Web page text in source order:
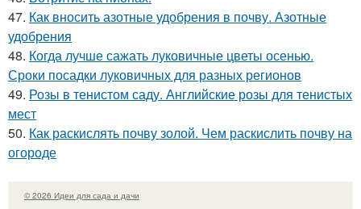
47. Как вносить азотные удобрения в почву. Азотные
удобрения
48. Когда лучше сажать луковичные цветы осенью.
Сроки посадки луковичных для разных регионов
49. Розы в тенистом саду. Английские розы для тенистых
мест
50. Как раскислять почву золой. Чем раскислить почву на
огороде
© 2026 Идеи для сада и дачи